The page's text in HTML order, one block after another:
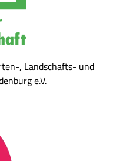
, Landschafts- und
e.V.